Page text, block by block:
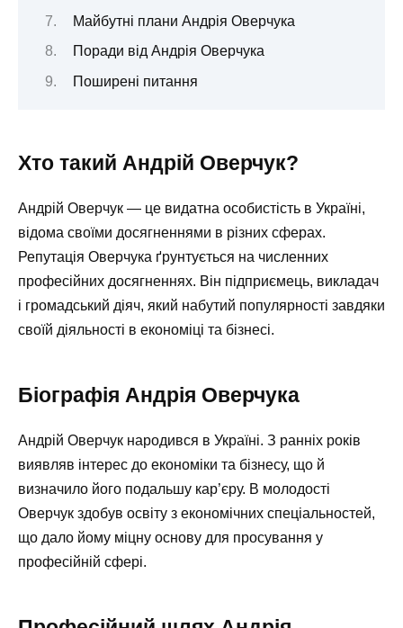
Майбутні плани Андрія Оверчука
Поради від Андрія Оверчука
Поширені питання
Хто такий Андрій Оверчук?
Андрій Оверчук — це видатна особистість в Україні,
відома своїми досягненнями в різних сферах.
Репутація Оверчука ґрунтується на численних
професійних досягненнях. Він підприємець, викладач
і громадський діяч, який набутий популярності завдяки
своїй діяльності в економіці та бізнесі.
Біографія Андрія Оверчука
Андрій Оверчук народився в Україні. З ранніх років
виявляв інтерес до економіки та бізнесу, що й
визначило його подальшу кар’єру. В молодості
Оверчук здобув освіту з економічних спеціальностей,
що дало йому міцну основу для просування у
професійній сфері.